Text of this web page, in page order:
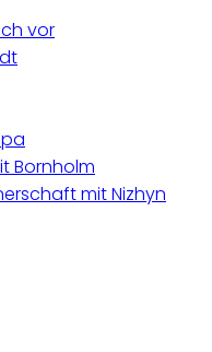
vor
Bornholm
mit Nizhyn